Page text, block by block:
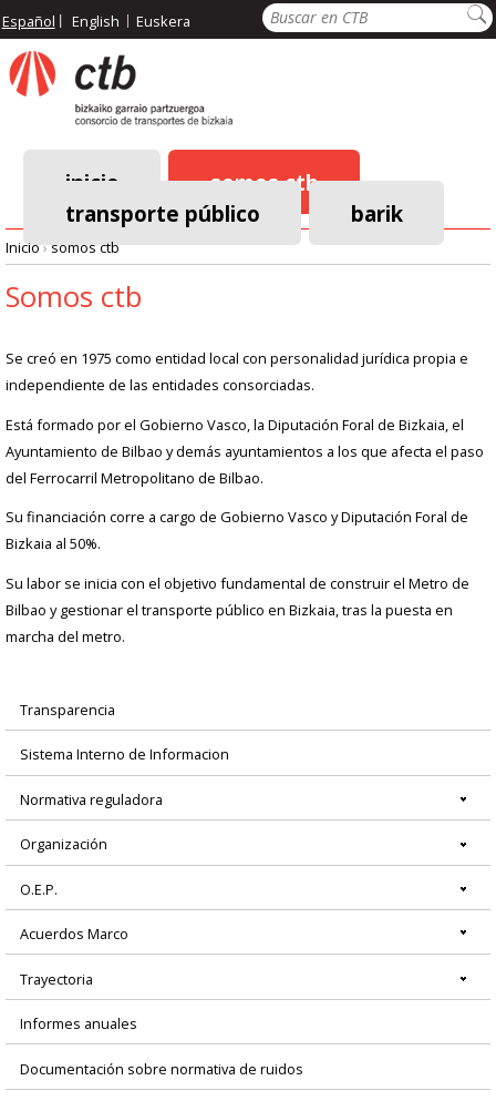
Pasar
al
contenido
principal
Buscar
Español English Euskera
Menú
principal
inicio
somos ctb
transporte público
barik
Ruta
navegación
Inicio›somos ctb
Somos ctb
Se creó en 1975 como entidad local con personalidad jurídica propia e
independiente de las entidades consorciadas.
Está formado por el Gobierno Vasco, la Diputación Foral de Bizkaia, el
Ayuntamiento de Bilbao y demás ayuntamientos a los que afecta el paso
del Ferrocarril Metropolitano de Bilbao.
Su financiación corre a cargo de Gobierno Vasco y Diputación Foral de
Bizkaia al 50%.
Su labor se inicia con el objetivo fundamental de construir el Metro de
Bilbao y gestionar el transporte público en Bizkaia, tras la puesta en
marcha del metro.
Menú
principal
Transparencia
Sistema Interno de Informacion
Normativa reguladora
Organización
O.E.P.
Acuerdos Marco
Trayectoria
Informes anuales
Documentación sobre normativa de ruidos